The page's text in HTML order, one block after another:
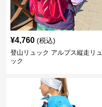
¥4,760 (税込)
登山リュック アルプス縦走リュ
ック